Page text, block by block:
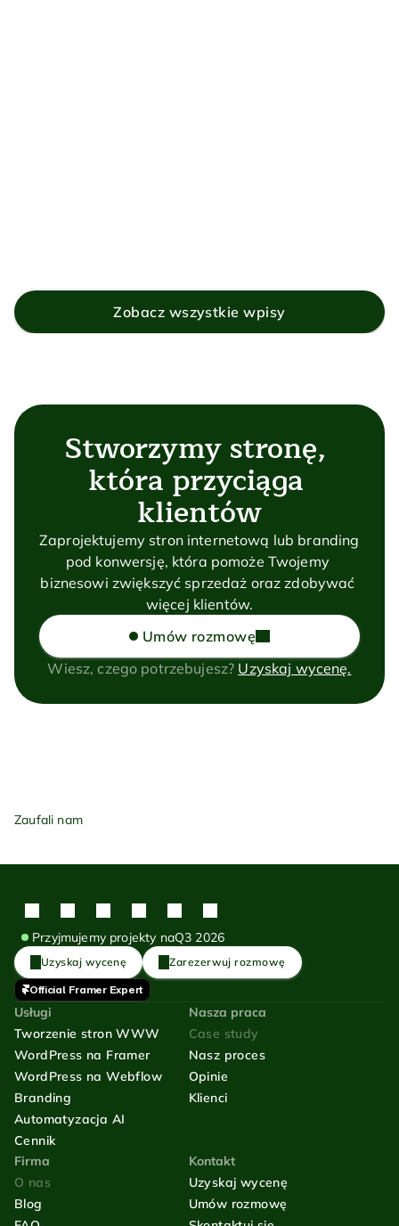
Zobacz wszystkie wpisy
Stworzymy stronę,
która przyciąga
klientów
Zaprojektujemy stron internetową lub branding
pod konwersję, która pomoże Twojemy
biznesowi zwiększyć sprzedaż oraz zdobywać
więcej klientów.
Umów rozmowę
Wiesz, czego potrzebujesz? Uzyskaj wycenę.
Zaufali nam
Przyjmujemy projekty naQ3 2026
Uzyskaj wycenę Zarezerwuj rozmowę
Official Framer Expert
Usługi
Tworzenie stron WWW
WordPress na Framer
WordPress na Webflow
Branding
Automatyzacja AI
Cennik
Nasza praca
Case study
Nasz proces
Opinie
Klienci
Firma
O nas
Blog
Kontakt
Uzyskaj wycenę
Umów rozmowę